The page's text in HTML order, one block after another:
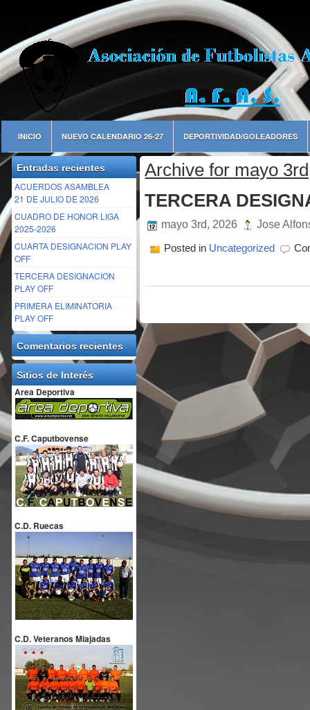
INICIO NUEVO CALENDARIO 26-27 DEPORTIVIDAD/GOLEADORES
Entradas recientes
ACUERDOS ASAMBLEA
21 DE JULIO DE 2026
CUADRO DE HONOR LIGA
2025-2026
CUARTA DESIGNACION PLAY
OFF
TERCERA DESIGNACION
PLAY OFF
PRIMERA ELIMINATORIA
PLAY OFF
Comentarios recientes
Sitios de Interés
Area Deportiva
C.F. Caputbovense
C.D. Ruecas
C.D. Veteranos Miajadas
Archive for mayo
TERCERA
mayo 3rd, 2026 Jose
Posted in Uncategorized